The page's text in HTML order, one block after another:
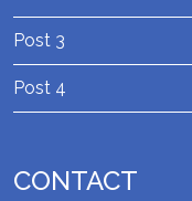
Post 3
Post 4
CONTACT